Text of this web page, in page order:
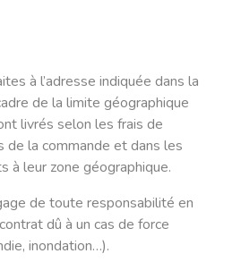
à l’adresse indiquée dans la
de la limite géographique
livrés selon les frais de
de la commande et dans les
à leur zone géographique.
de toute responsabilité en
dû à un cas de force
inondation…).